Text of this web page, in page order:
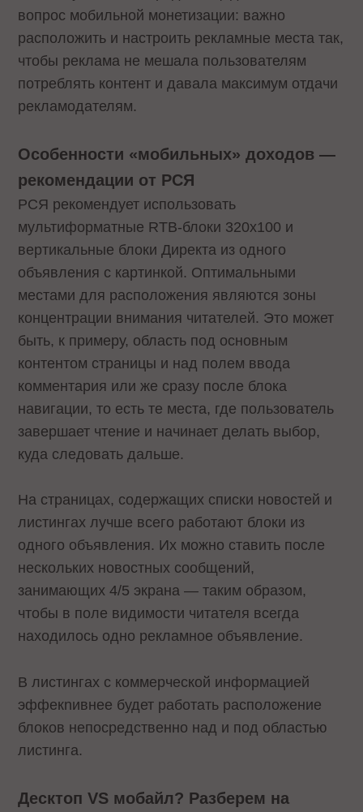
вопрос мобильной монетизации: важно
расположить и настроить рекламные места так,
чтобы реклама не мешала пользователям
потреблять контент и давала максимум отдачи
рекламодателям.
Особенности «мобильных» доходов —
рекомендации от РСЯ
РСЯ рекомендует использовать
мультиформатные RTB-блоки 320x100 и
вертикальные блоки Директа из одного
объявления с картинкой. Оптимальными
местами для расположения являются зоны
концентрации внимания читателей. Это может
быть, к примеру, область под основным
контентом страницы и над полем ввода
комментария или же сразу после блока
навигации, то есть те места, где пользователь
завершает чтение и начинает делать выбор,
куда следовать дальше.
На страницах, содержащих списки новостей и
листингах лучше всего работают блоки из
одного объявления. Их можно ставить после
нескольких новостных сообщений,
занимающих 4/5 экрана — таким образом,
чтобы в поле видимости читателя всегда
находилось одно рекламное объявление.
В листингах с коммерческой информацией
эффекnивнее будет работать расположение
блоков непосредственно над и под областью
листинга.
Десктоп VS мобайл? Разберем на